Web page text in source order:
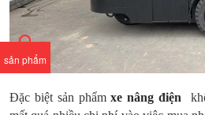
sản phẩm
Đặc biệt sản phẩmxe nâng điện